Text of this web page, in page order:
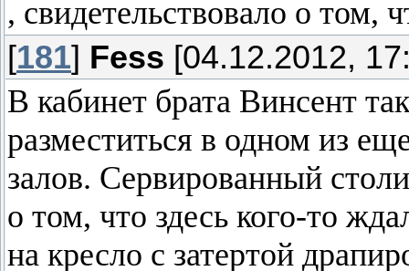
, свидетельствовало о том,
[181] Fess [04.12.2012,
В кабинет брата Винсент
разместиться в одном из
залов. Сервированный
о том, что здесь кого-то
на кресло с затертой